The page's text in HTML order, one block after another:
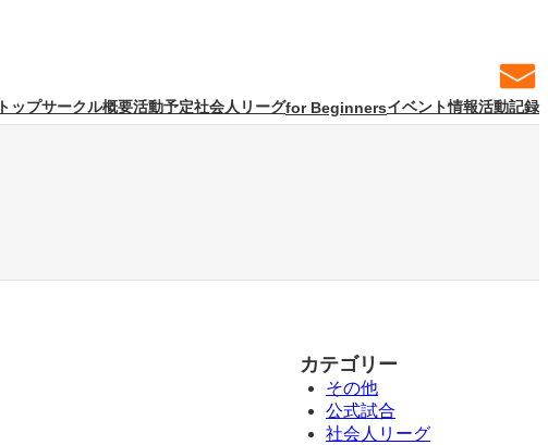
トップサークル概要活動予定社会人リーグfor Beginnersイベント情報活動記録
カテゴリー
その他
公式試合
社会人リーグ